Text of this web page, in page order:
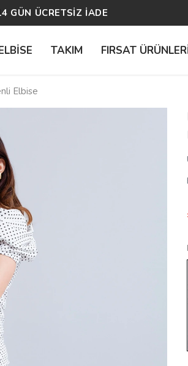
ÜCRETSİZ KARGO
TAKIM FIRSAT
Elbise